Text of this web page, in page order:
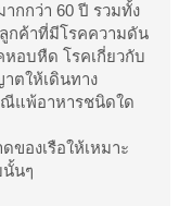
กกว่า 60 ปี รวมทั้ง
กค้าที่มีโรคความดัน
หอบหืด โรคเกี่ยวกับ
ตให้เดินทาง
ณีแพ้อาหารชนิดใด
ของเรือให้เหมาะ
นั้นๆ